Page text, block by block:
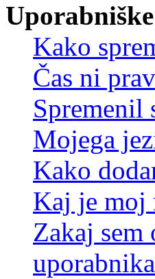
Kako
Čas ni
Spremenil
Mojega
Kako
Kaj je moj
Zakaj sem